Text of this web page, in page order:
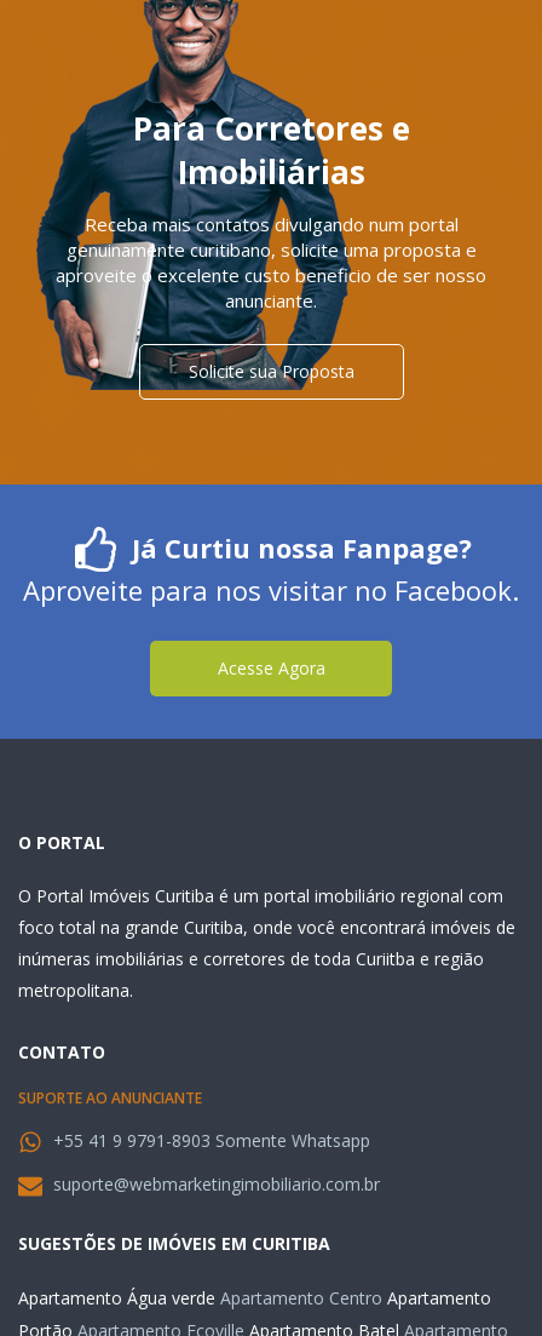
Para Corretores e
Imobiliárias
Receba mais contatos divulgando num portal
genuinamente curitibano, solicite uma proposta e
aproveite o excelente custo beneficio de ser nosso
anunciante.
Solicite sua Proposta
Já Curtiu nossa Fanpage?
Aproveite para nos visitar no Facebook.
Acesse Agora
O PORTAL
O Portal Imóveis Curitiba é um portal imobiliário regional com
foco total na grande Curitiba, onde você encontrará imóveis de
inúmeras imobiliárias e corretores de toda Curiitba e região
metropolitana.
CONTATO
SUPORTE AO ANUNCIANTE
+55 41 9 9791-8903 Somente Whatsapp
suporte@webmarketingimobiliario.com.br
SUGESTÕES DE IMÓVEIS EM CURITIBA
Apartamento Água verde Apartamento Centro Apartamento
Portão Apartamento Ecoville Apartamento Batel Apartamento